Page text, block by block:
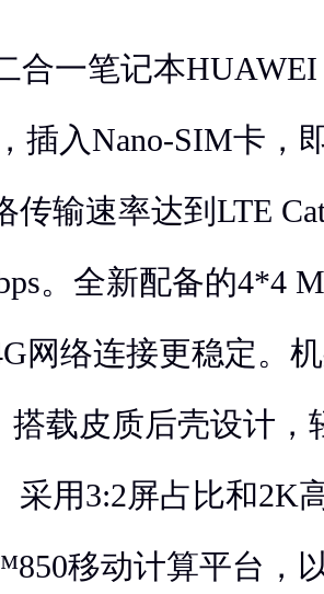
合一笔记本HUAWEI
插入Nano-SIM卡，
传输速率达到LTE
。全新配备的4*4
网络连接更稳定。
搭载皮质后壳设计
采用3:2屏占比和2K
移动计算平台，